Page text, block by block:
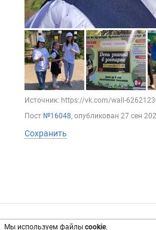
Мы используем файлы cookie.
Источник: https://vk.com/wall-
Пост №16048, опубликован 27 сен
Сохранить
Обратная связь Инвесторам